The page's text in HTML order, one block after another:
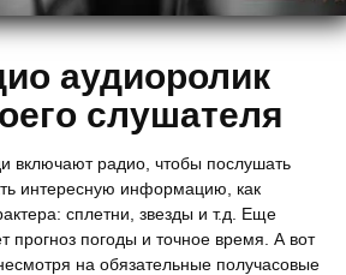
аудиоролик
слушателя
включают радио, чтобы послушать
интересную информацию, как
сплетни, звезды и т.д. Еще
прогноз погоды и точное время. А вот
на обязательные получасовые